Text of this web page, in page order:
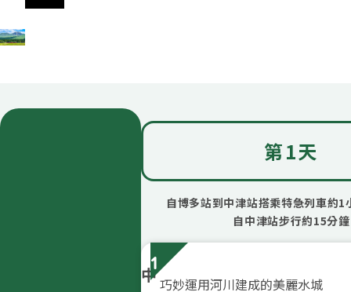
第1天
自博多站到中津站搭乘特急列車約1
自中津站步行約15分鐘
1
中巧妙運用河川建成的美麗水城